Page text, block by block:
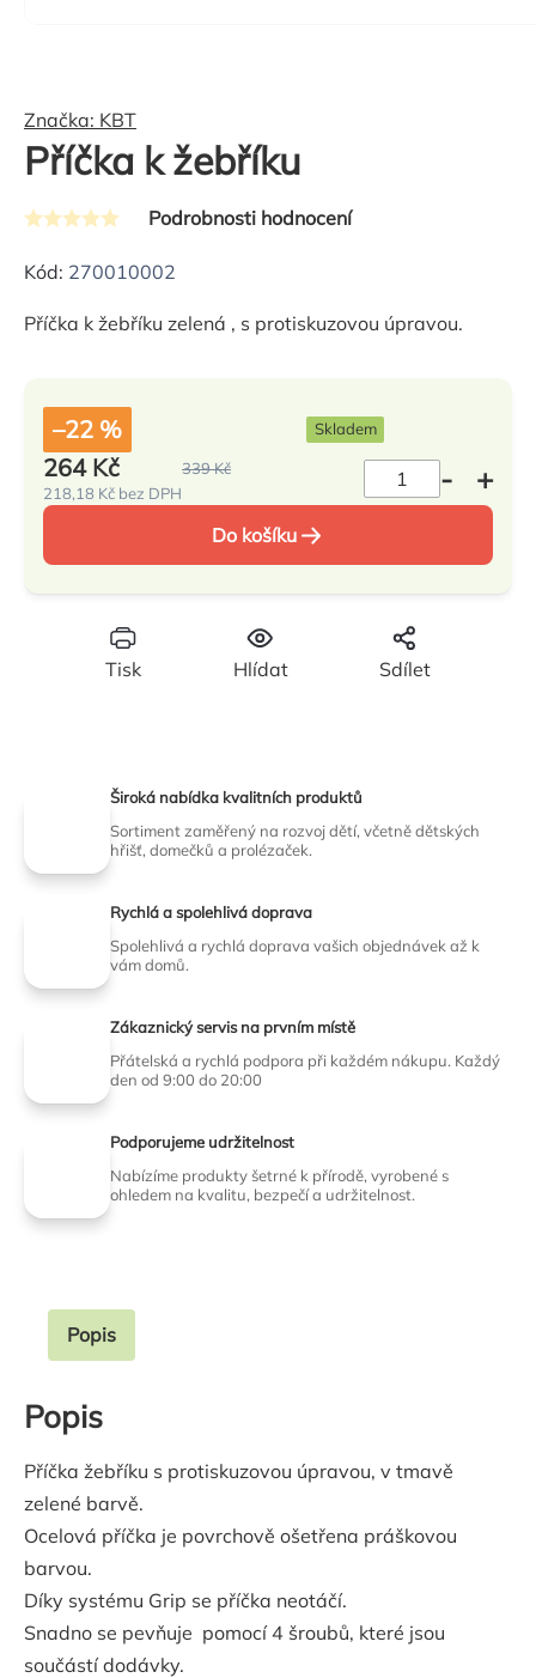
Příčka k žebříku
Průměrné
hodnocení
je
hvězdiček.
Podrobnosti hodnocení
Značka: KBT
Kód: 270010002
Příčka k žebříku zelená , s protiskuzovou úpravou.
Tisk Hlídat Sdílet
–22 % Skladem
339 Kč
264 Kč
218,18 Kč bez DPH
cena:Do košíku
Široká nabídka kvalitních produktů
Sortiment zaměřený na rozvoj dětí, včetně dětských
hřišť, domečků a prolézaček.
Rychlá a spolehlivá doprava
Spolehlivá a rychlá doprava vašich objednávek až k
vám domů.
Zákaznický servis na prvním místě
Přátelská a rychlá podpora při každém nákupu. Každý
den od 9:00 do 20:00
Podporujeme udržitelnost
Nabízíme produkty šetrné k přírodě, vyrobené s
ohledem na kvalitu, bezpečí a udržitelnost.
Popis
Popis
Příčka žebříku s protiskuzovou úpravou, v tmavě
zelené barvě.
Ocelová příčka je povrchově ošetřena práškovou
barvou.
Díky systému Grip se příčka neotáčí.
Snadno se pevňuje pomocí 4 šroubů, které jsou
součástí dodávky.